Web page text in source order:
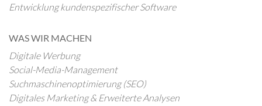
Entwicklung kundenspezifischer Software
WAS WIR MACHEN
Digitale Werbung
Social-Media-Management
Suchmaschinenoptimierung (SEO)
Digitales Marketing & Erweiterte Analysen